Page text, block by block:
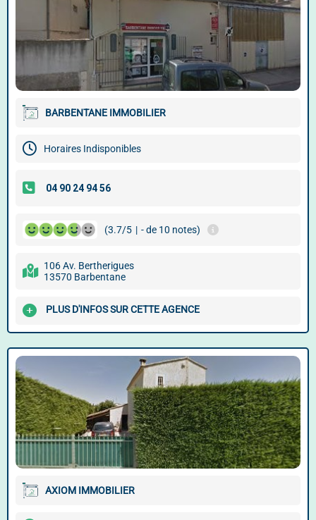
BARBENTANE IMMOBILIER
Horaires Indisponibles
(3.7/5 | - de 10 notes)
106 Av. Bertherigues
13570 Barbentane
PLUS D'INFOS SUR CETTE AGENCE
AXIOM IMMOBILIER